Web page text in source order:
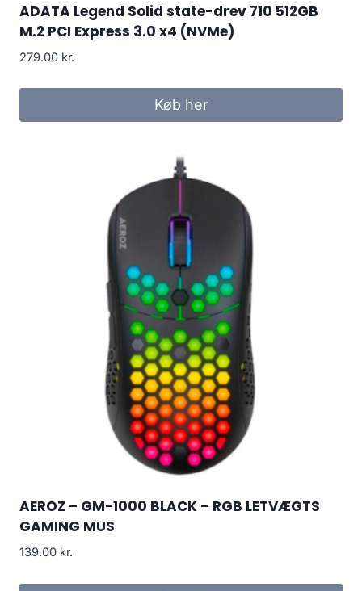
ADATA Legend Solid state-drev 710 512GB
M.2 PCI Express 3.0 x4 (NVMe)
279.00 kr.
Køb her
AEROZ – GM-1000 BLACK – RGB LETVÆGTS
GAMING MUS
139.00 kr.